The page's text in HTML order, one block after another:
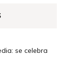
se celebra